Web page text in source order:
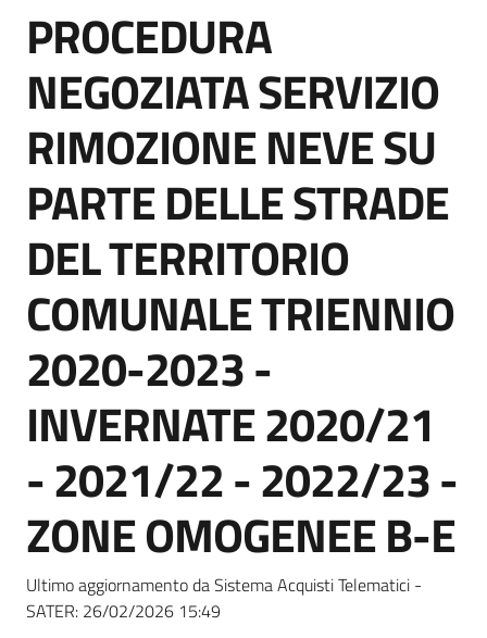
strumenti
di
Supporto
Piattaforme
telematiche
English
Seguici
su
Salta al contenuto
PROCEDURA
NEGOZIATA SERVIZIO
RIMOZIONE NEVE SU
PARTE DELLE STRADE
DEL TERRITORIO
COMUNALE TRIENNIO
2020-2023 -
INVERNATE 2020/21
- 2021/22 - 2022/23 -
ZONE OMOGENEE B-E
Ultimo aggiornamento da Sistema Acquisti Telematici -
SATER: 26/02/2026 15:49